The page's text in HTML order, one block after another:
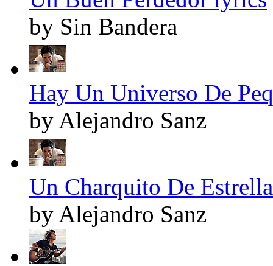
by Sin Bandera
Hay Un Universo De
by Alejandro Sanz
Un Charquito De
by Alejandro Sanz